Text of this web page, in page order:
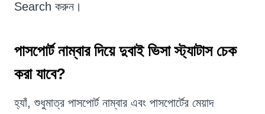
Search করুন।
পাসপোর্ট নাম্বার দিয়ে দুবাই ভিসা স্ট্যাটাস চেক
করা যাবে?
হ্যাঁ, শুধুমাত্র পাসপোর্ট নাম্বার এবং পাসপোর্টের মেয়াদ